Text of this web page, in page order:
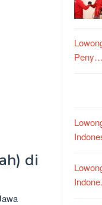
di
Peny…